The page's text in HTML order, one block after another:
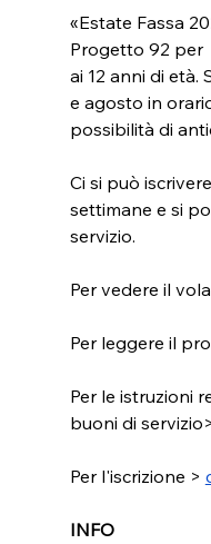
«Estate Fassa
Progetto 92 per
ai 12 anni di età.
e agosto in
possibilità di
Ci si può
settimane e si
servizio.
Per vedere il
Per leggere il
Per le istruzioni
buoni di servizio>
Per l'iscrizione >
INFO